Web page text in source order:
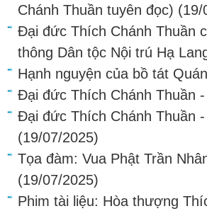
Chánh Thuần tuyên đọc) (19/
Đại đức Thích Chánh Thuần
thông Dân tộc Nội trú Hạ
Hạnh nguyện của bồ tát
Đại đức Thích Chánh Thuần
Đại đức Thích Chánh Thuần
(19/07/2025)
Tọa đàm: Vua Phật Trần
(19/07/2025)
Phim tài liệu: Hòa thượng